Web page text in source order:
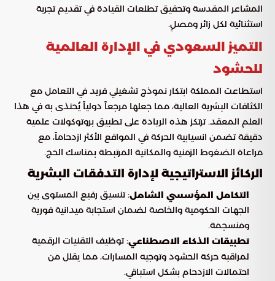
المشاعر المقدسة وتحقيق تطلعات القيادة في تقديم تجربة
استثنائية لكل زائر ومصلٍ.
التميز السعودي في الإدارة العالمية
للحشود
استطاعت المملكة ابتكار نموذج تشغيلي فريد في التعامل مع
الكثافات البشرية العالية، مما جعلها مرجعاً دولياً يُحتذى به في هذا
العلم المعقد. ترتكز هذه الريادة على تطبيق بروتوكولات علمية
دقيقة تضمن انسيابية الحركة في المواقع الأكثر ازدحاماً، مع
مراعاة الضغوط الزمنية والمكانية المرتبطة بمناسك الحج.
الركائز الاستراتيجية لإدارة التدفقات البشرية
التكامل المؤسسي الشامل: تنسيق رفيع المستوى بين
الجهات الحكومية والخاصة لضمان استجابة ميدانية فورية
ومنسجمة.
تطبيقات الذكاء الاصطناعي: توظيف التقنيات الرقمية
لمراقبة حركة الحشود وتوجيه المسارات، مما يقلل من
احتمالات الازدحام بشكل استباقي.